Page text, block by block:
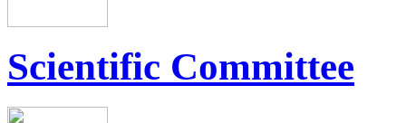
Scientific Committee